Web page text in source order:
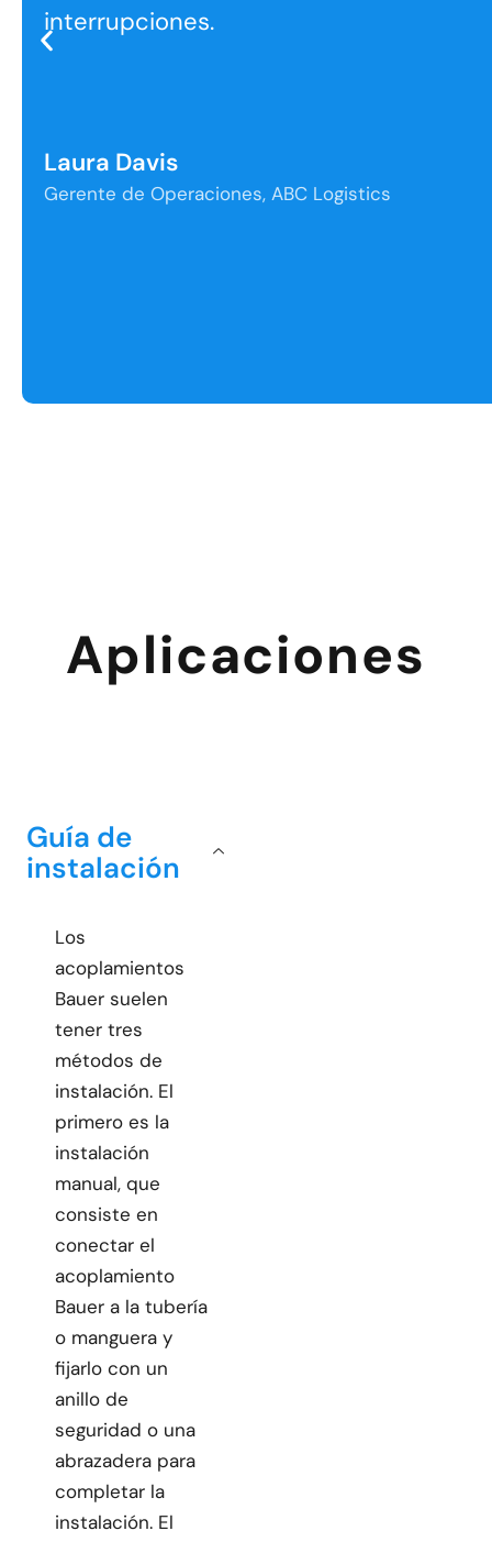
interrupciones.
Laura Davis
Gerente de Operaciones, ABC Logistics
Aplicaciones
Guía de
instalación
Los
acoplamientos
Bauer suelen
tener tres
métodos de
instalación. El
primero es la
instalación
manual, que
consiste en
conectar el
acoplamiento
Bauer a la tubería
o manguera y
fijarlo con un
anillo de
seguridad o una
abrazadera para
completar la
instalación. El